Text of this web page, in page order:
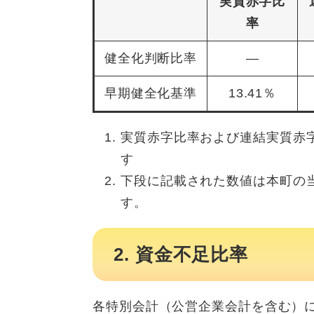
率
健全化判断比率 ―
早期健全化基準 13.41％
実質赤字比率および連結実質
す
下段に記載された数値は本町の
す。
2. 資金不足比率
各特別会計（公営企業会計を含む）